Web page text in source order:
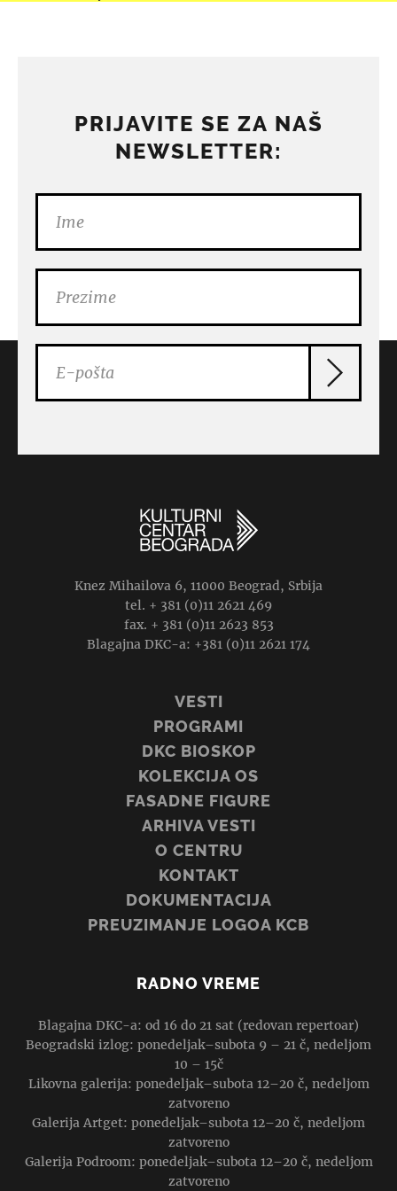
PRIJAVITE SE ZA NAŠ
NEWSLETTER:
Knez Mihailova 6, 11000 Beograd, Srbija
tel. + 381 (0)11 2621 469
fax. + 381 (0)11 2623 853
Blagajna DKC-a: +381 (0)11 2621 174
VESTI
PROGRAMI
DKC BIOSKOP
KOLEKCIJA OS
FASADNE FIGURE
ARHIVA VESTI
O CENTRU
KONTAKT
DOKUMENTACIJA
PREUZIMANJE LOGOA KCB
RADNO VREME
Blagajna DKC-a: od 16 do 21 sat (redovan repertoar)
Beogradski izlog: ponedeljak–subota 9 – 21 č, nedeljom
10 – 15č
Likovna galerija: ponedeljak–subota 12–20 č, nedeljom
zatvoreno
Galerija Artget: ponedeljak–subota 12–20 č, nedeljom
zatvoreno
Galerija Podroom: ponedeljak–subota 12–20 č, nedeljom
zatvoreno